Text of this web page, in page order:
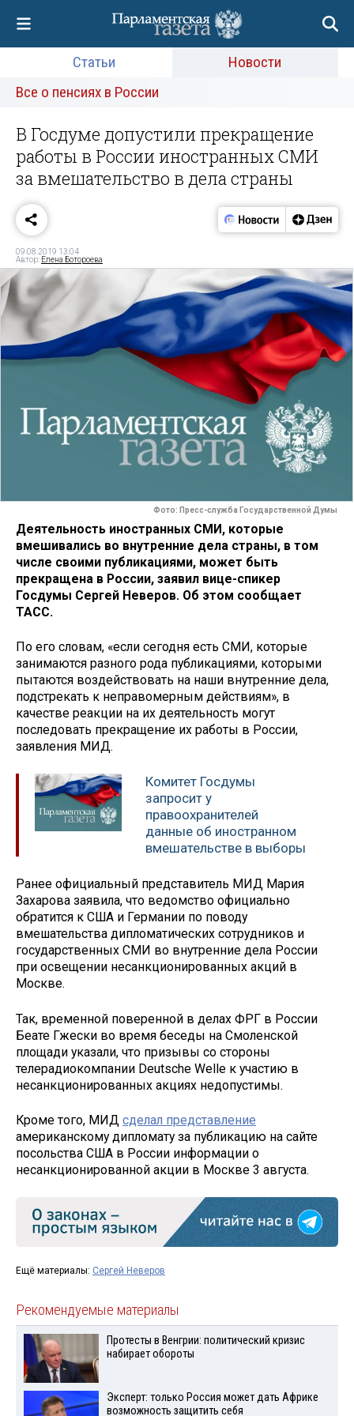
Статьи
Новости
Все о пенсиях в России
В Госдуме допустили прекращение
работы в России иностранных СМИ
за вмешательство в дела страны
09.08.2019 13:04
Автор: Елена Ботороева
Фото: Пресс-служба Государственной Думы
Деятельность иностранных СМИ, которые
вмешивались во внутренние дела страны, в том
числе своими публикациями, может быть
прекращена в России, заявил вице-спикер
Госдумы Сергей Неверов. Об этом сообщает
ТАСС.
По его словам, «если сегодня есть СМИ, которые
занимаются разного рода публикациями, которыми
пытаются воздействовать на наши внутренние дела,
подстрекать к неправомерным действиям», в
качестве реакции на их деятельность могут
последовать прекращение их работы в России,
заявления МИД.
Комитет Госдумы
запросит у
правоохранителей
данные об иностранном
вмешательстве в выборы
Ранее официальный представитель МИД Мария
Захарова заявила, что ведомство официально
обратится к США и Германии по поводу
вмешательства дипломатических сотрудников и
государственных СМИ во внутренние дела России
при освещении несанкционированных акций в
Москве.
Так, временной поверенной в делах ФРГ в России
Беате Гжески во время беседы на Смоленской
площади указали, что призывы со стороны
телерадиокомпании Deutsche Welle к участию в
несанкционированных акциях недопустимы.
Кроме того, МИД сделал представление
американскому дипломату за публикацию на сайте
посольства США в России информации о
несанкционированной акции в Москве 3 августа.
Ещё материалы: Сергей Неверов
Рекомендуемые материалы
Протесты в Венгрии: политический кризис
набирает обороты
Эксперт: только Россия может дать Африке
возможность защитить себя